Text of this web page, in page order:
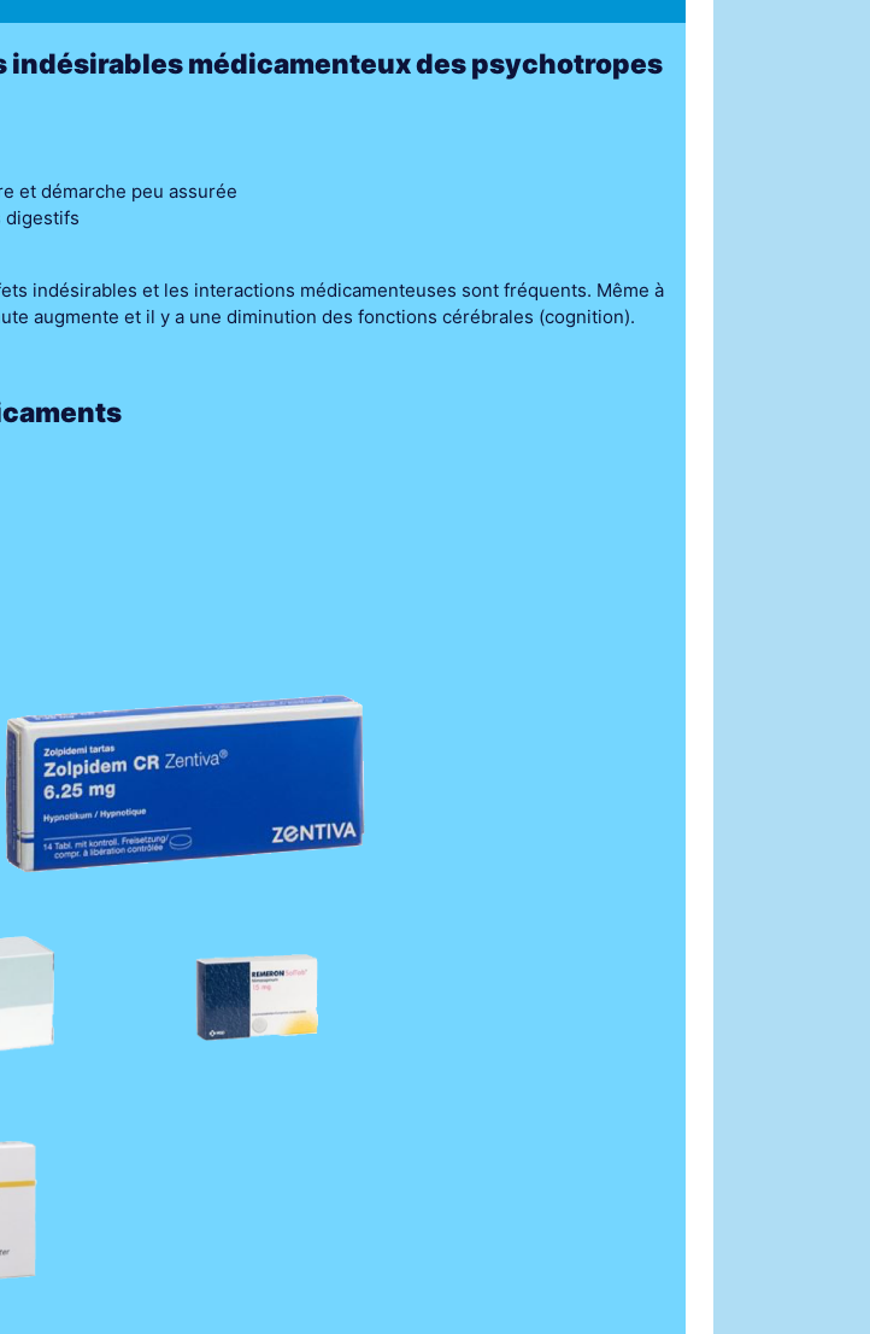
indésirables médicamenteux des psychotropes
et démarche peu assurée
digestifs
indésirables et les interactions médicamenteuses sont fréquents. Même à
augmente et il y a une diminution des fonctions cérébrales (cognition).